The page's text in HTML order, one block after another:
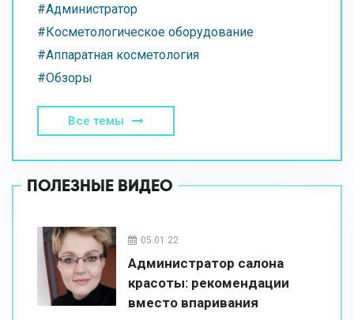
#Администратор
#Косметологическое оборудование
#Аппаратная косметология
#Обзоры
Все темы
ПОЛЕЗНЫЕ ВИДЕО
05.01.22
Администратор салона
красоты: рекомендации
вместо впаривания